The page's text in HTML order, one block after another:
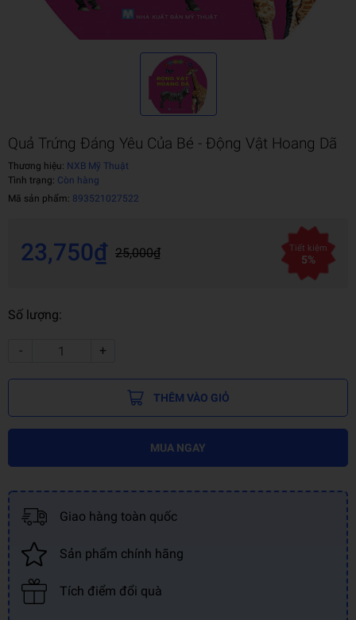
Quả Trứng Đáng Yêu Của Bé - Động Vật Hoang Dã
Thương hiệu: NXB Mỹ Thuật
Tình trạng: Còn hàng
Mã sản phẩm: 893521027522
23,750₫ 25,000₫ Tiết kiệm
5%
Số lượng:
- +
THÊM VÀO GIỎ
MUA NGAY
Giao hàng toàn quốc
Sản phẩm chính hãng
Tích điểm đổi quà